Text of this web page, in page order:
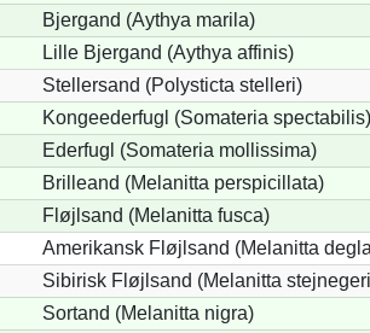
Bjergand (Aythya marila)
Lille Bjergand (Aythya affinis)
Stellersand (Polysticta stelleri)
Kongeederfugl (Somateria spectabilis)
Ederfugl (Somateria mollissima)
Brilleand (Melanitta perspicillata)
Fløjlsand (Melanitta fusca)
Amerikansk Fløjlsand (Melanitta
Sibirisk Fløjlsand (Melanitta
Sortand (Melanitta nigra)